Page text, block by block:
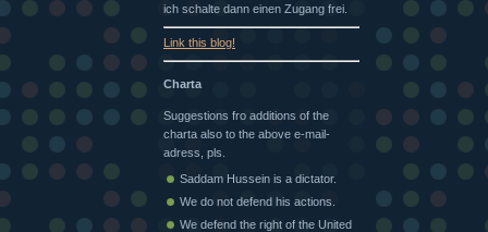
ich schalte dann einen Zugang frei.
Link this blog!
Charta
Suggestions fro additions of the
charta also to the above e-mail-
adress, pls.
Saddam Hussein is a dictator.
We do not defend his actions.
We defend the right of the United